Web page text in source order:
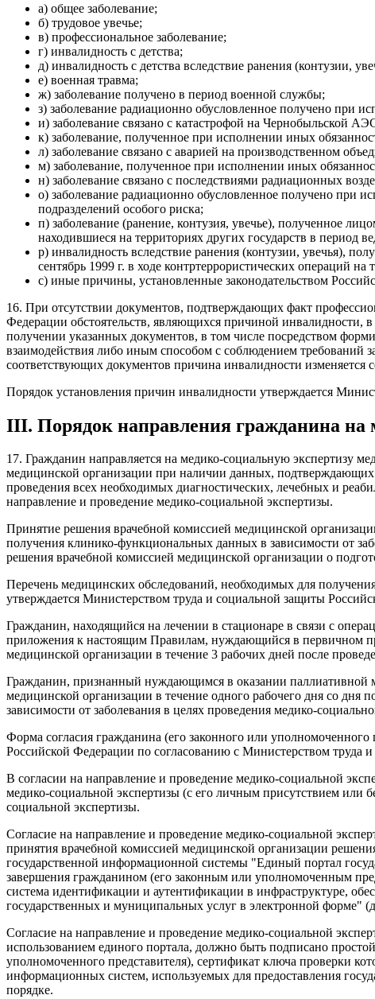
а) общее заболевание;
б) трудовое увечье;
в) профессиональное заболевание;
г) инвалидность с детства;
д) инвалидность с детства вследствие ранения (контузии,
е) военная травма;
ж) заболевание получено в период военной службы;
з) заболевание радиационно обусловленное получено при
и) заболевание связано с катастрофой на Чернобыльской
к) заболевание, полученное при исполнении иных
л) заболевание связано с аварией на производственном
м) заболевание, полученное при исполнении иных
н) заболевание связано с последствиями радиационных
о) заболевание радиационно обусловленное получено при
подразделений особого риска;
п) заболевание (ранение, контузия, увечье), полученное
находившиеся на территориях других государств в период
р) инвалидность вследствие ранения (контузии, увечья),
сентябрь 1999 г. в ходе контртеррористических операций
с) иные причины, установленные законодательством
16. При отсутствии документов, подтверждающих факт
Федерации обстоятельств, являющихся причиной инвалидности,
получении указанных документов, в том числе посредством
взаимодействия либо иным способом с соблюдением требований
соответствующих документов причина инвалидности изменяется
Порядок установления причин инвалидности утверждается
III. Порядок направления гражданина на
17. Гражданин направляется на медико-социальную экспертизу
медицинской организации при наличии данных, подтверждающих
проведения всех необходимых диагностических, лечебных и
направление и проведение медико-социальной экспертизы.
Принятие решения врачебной комиссией медицинской
получения клинико-функциональных данных в зависимости от
решения врачебной комиссией медицинской организации о
Перечень медицинских обследований, необходимых для
утверждается Министерством труда и социальной защиты
Гражданин, находящийся на лечении в стационаре в связи с
приложения к настоящим Правилам, нуждающийся в первичном
медицинской организации в течение 3 рабочих дней после
Гражданин, признанный нуждающимся в оказании паллиативной
медицинской организации в течение одного рабочего дня со
зависимости от заболевания в целях проведения медико-
Форма согласия гражданина (его законного или
Российской Федерации по согласованию с Министерством труда
В согласии на направление и проведение медико-социальной
медико-социальной экспертизы (с его личным присутствием или
социальной экспертизы.
Согласие на направление и проведение медико-социальной
принятия врачебной комиссией медицинской организации
государственной информационной системы "Единый портал
завершения гражданином (его законным или уполномоченным
система идентификации и аутентификации в инфраструктуре,
государственных и муниципальных услуг в электронной форме"
Согласие на направление и проведение медико-социальной
использованием единого портала, должно быть подписано
уполномоченного представителя), сертификат ключа проверки
информационных систем, используемых для предоставления
порядке.